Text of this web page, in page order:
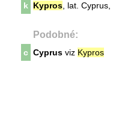
k Kypros , lat.
Podobné:
c Cyprus viz Kypros